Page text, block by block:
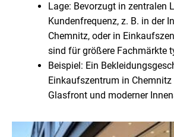
Lage: Bevorzugt in zentralen
Kundenfrequenz, z. B. in der
Chemnitz, oder in
sind für größere Fachmärkte
Beispiel: Ein
Einkaufszentrum in
Glasfront und moderner